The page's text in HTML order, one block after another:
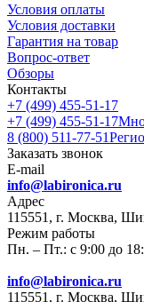
Условия оплаты
Условия доставки
Гарантия на товар
Вопрос-ответ
Обзоры
Контакты
+7 (499) 455-51-17
+7 (499) 455-51-17
8 (800) 511-77-51
Заказать звонок
E-mail
info@labironica.ru
Адрес
115551, г. Москва,
Режим работы
Пн. – Пт.: с 9:00 до
info@labironica.ru
115551, г. Москва,